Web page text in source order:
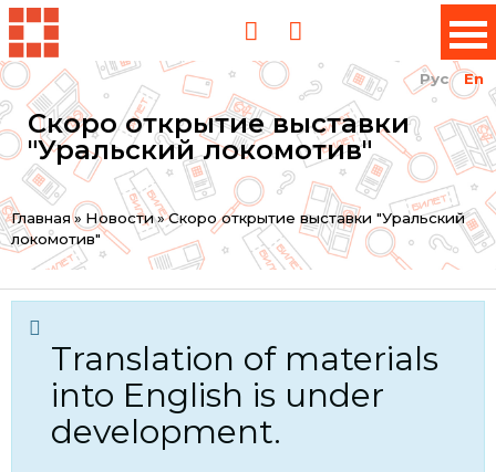
Рус En
Скоро открытие выставки
"Уральский локомотив"
You
are
here
Главная » Новости»Скоро открытие выставки "Уральский
локомотив"
Translation of materials
into English is under
development.